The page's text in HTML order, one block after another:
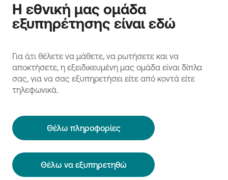
Η εθνική μας ομάδα
εξυπηρέτησης είναι εδώ
Για ό,τι θέλετε να μάθετε, να ρωτήσετε και να
αποκτήσετε, η εξειδικευμένη μας ομάδα είναι δίπλα
σας, για να σας εξυπηρετήσει είτε από κοντά είτε
τηλεφωνικά.
Θέλω πληροφορίες
Θέλω να εξυπηρετηθώ